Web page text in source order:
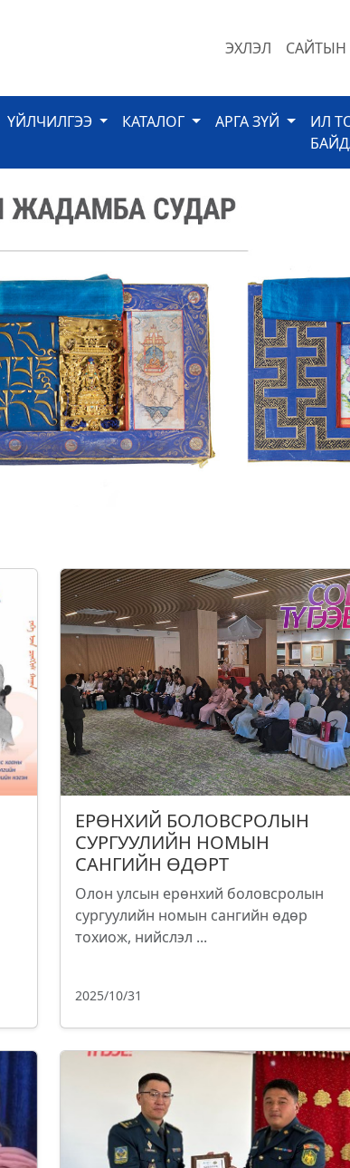
ЭХЛЭЛ САЙТЫН
ҮЙЛЧИЛГЭЭ КАТАЛОГ АРГА ЗҮЙ
ИЛ
ЕРӨНХИЙ БОЛОВСРОЛЫН
СУРГУУЛИЙН НОМЫН
САНГИЙН ӨДӨРТ
Олон улсын ерөнхий боловсролын
сургуулийн номын сангийн өдөр
тохиож, нийслэл ...
2025/10/31